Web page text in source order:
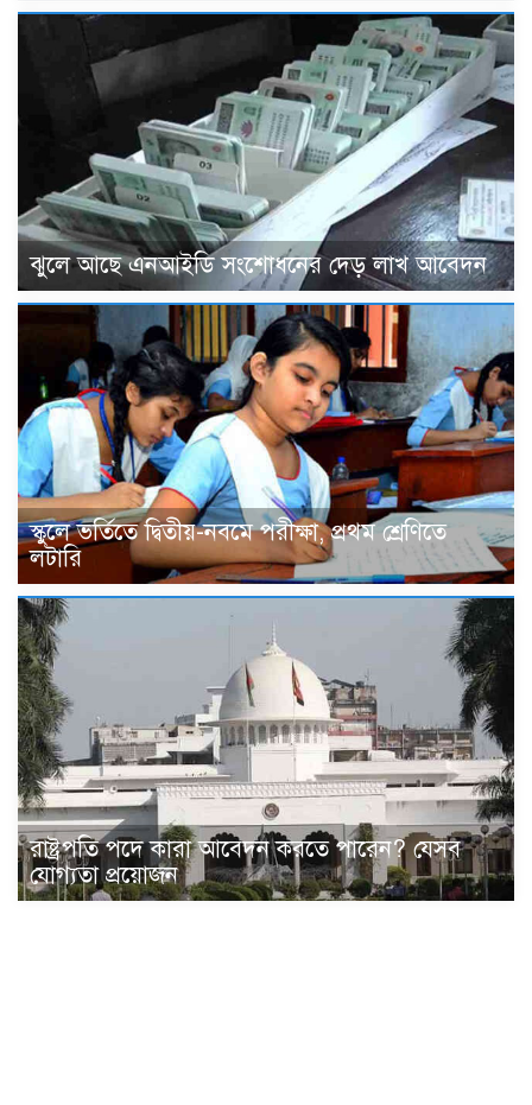
ঝুলে আছে এনআইডি সংশোধনের দেড় লাখ আবেদন
স্কুলে ভর্তিতে দ্বিতীয়-নবমে পরীক্ষা, প্রথম শ্রেণিতে
লটারি
রাষ্ট্রপতি পদে কারা আবেদন করতে পারেন? যেসব
যোগ্যতা প্রয়োজন